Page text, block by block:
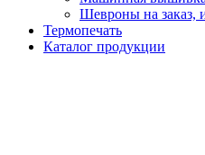
Шевроны на заказ,
Термопечать
Каталог продукции